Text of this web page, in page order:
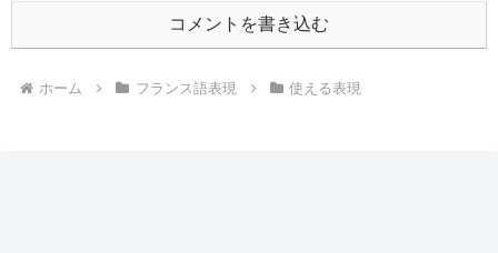
コメントを書き込む
ホーム フランス語表現 使える表現